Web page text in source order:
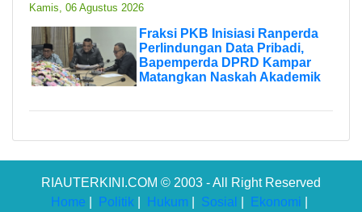
Kamis, 06 Agustus 2026
Fraksi PKB Inisiasi Ranperda
Perlindungan Data Pribadi,
Bapemperda DPRD Kampar
Matangkan Naskah Akademik
RIAUTERKINI.COM © 2003 - All Right Reserved
Home
Politik Hukum Sosial Ekonomi